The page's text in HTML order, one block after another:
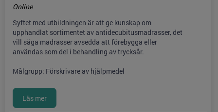
Online
Syftet med utbildningen är att ge kunskap om
upphandlat sortimentet av antidecubitusmadrasser, det
vill säga madrasser avsedda att förebygga eller
användas som del i behandling av trycksår.
Målgrupp: Förskrivare av hjälpmedel